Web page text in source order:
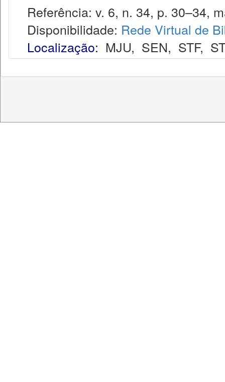
Referência: v. 6, n. 34, p. 30–34,
Disponibilidade: Rede Virtual de
Localização: MJU, SEN, STF,